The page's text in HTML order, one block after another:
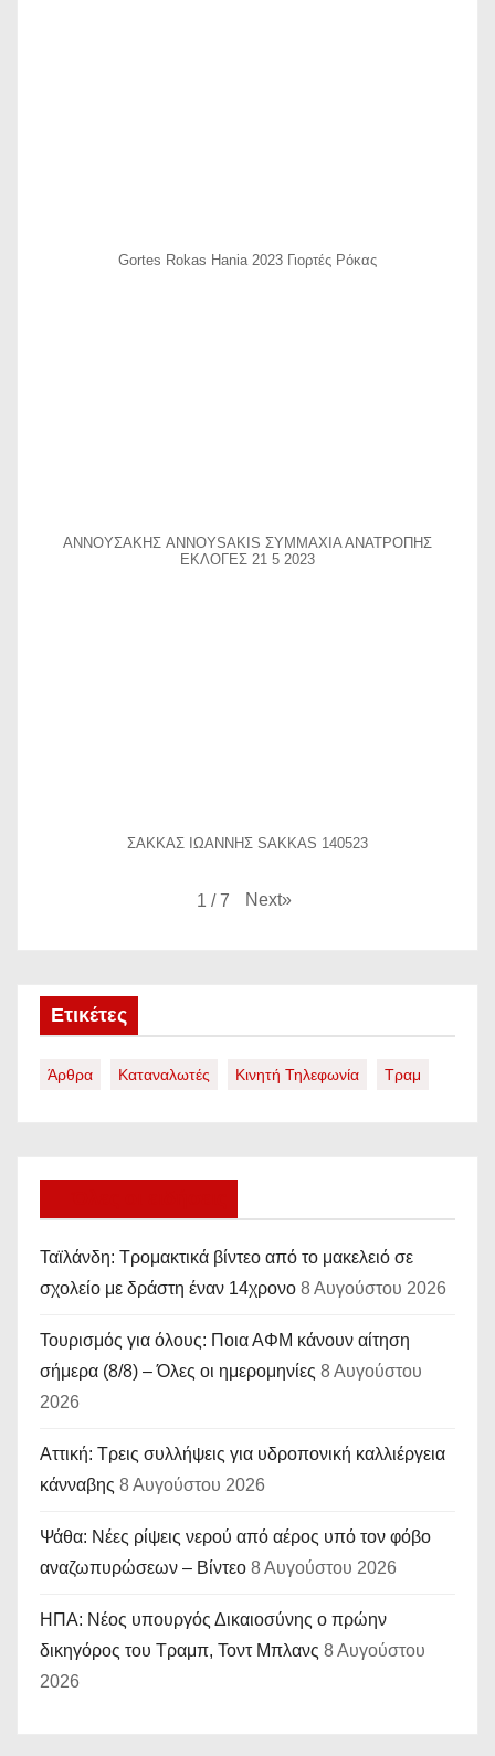
Gortes Rokas Hania 2023 Γιορτές Ρόκας
ΑΝΝΟΥΣΑΚΗΣ ANNOYSAKIS ΣΥΜΜΑΧΙΑ ΑΝΑΤΡΟΠΗΣ
ΕΚΛΟΓΕΣ 21 5 2023
ΣΑΚΚΑΣ ΙΩΑΝΝΗΣ SAKKAS 140523
1 / 7 Next»
Ετικέτες
Άρθρα Καταναλωτές Κινητή Τηλεφωνία Τραμ
Ταϊλάνδη: Τρομακτικά βίντεο από το μακελειό σε
σχολείο με δράστη έναν 14χρονο 8 Αυγούστου 2026
Τουρισμός για όλους: Ποια ΑΦΜ κάνουν αίτηση
σήμερα (8/8) – Όλες οι ημερομηνίες 8 Αυγούστου
2026
Αττική: Τρεις συλλήψεις για υδροπονική καλλιέργεια
κάνναβης 8 Αυγούστου 2026
Ψάθα: Νέες ρίψεις νερού από αέρος υπό τον φόβο
αναζωπυρώσεων – Βίντεο 8 Αυγούστου 2026
ΗΠΑ: Νέος υπουργός Δικαιοσύνης ο πρώην
δικηγόρος του Τραμπ, Τοντ Μπλανς 8 Αυγούστου
2026